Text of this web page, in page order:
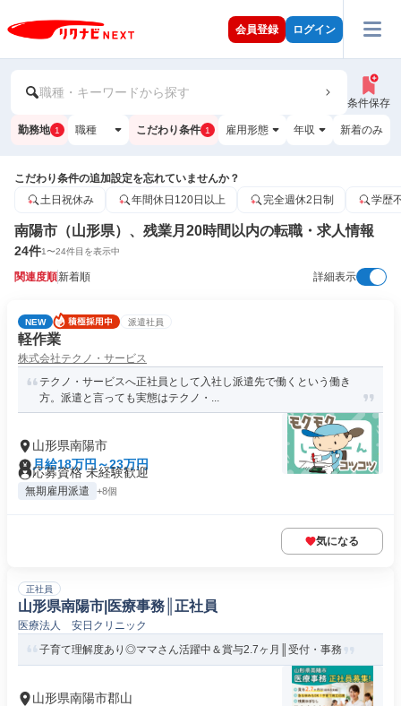
会員登録 ログイン
職種・キーワードから探す
条件保存
勤務地 1 職種 こだわり条件 1 雇用形態 年収 新着のみ
こだわり条件の追加設定を忘れていませんか？
土日祝休み
年間休日120日以上 完全週休2日制 学歴
南陽市（山形県）、残業月20時間以内の転職・求人情報
24件1〜24件目を表示中
関連度順新着順 詳細表示
NEW 派遣社員
軽作業
株式会社テクノ・サービス
テクノ・サービスへ正社員として入社し派遣先で働くという働き
方。派遣と言っても実態はテクノ・...
山形県南陽市
月給18万円～23万円
応募資格 未経験歓迎
無期雇用派遣 +8個
気になる
正社員
山形県南陽市|医療事務║正社員
医療法人 安日クリニック
子育て理解度あり◎ママさん活躍中＆賞与2.7ヶ月║受付・事務
山形県南陽市郡山